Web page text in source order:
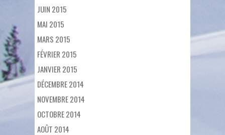
JUIN 2015
MAI 2015
MARS 2015
FÉVRIER 2015
JANVIER 2015
DÉCEMBRE 2014
NOVEMBRE 2014
OCTOBRE 2014
AOÛT 2014